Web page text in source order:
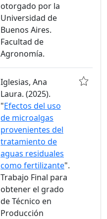
otorgado por la
Universidad de
Buenos Aires.
Facultad de
Agronomía.
Iglesias, Ana
Laura. (2025).
"Efectos del uso
de microalgas
provenientes del
tratamiento de
aguas residuales
como fertilizante".
Trabajo Final para
obtener el grado
de Técnico en
Producción